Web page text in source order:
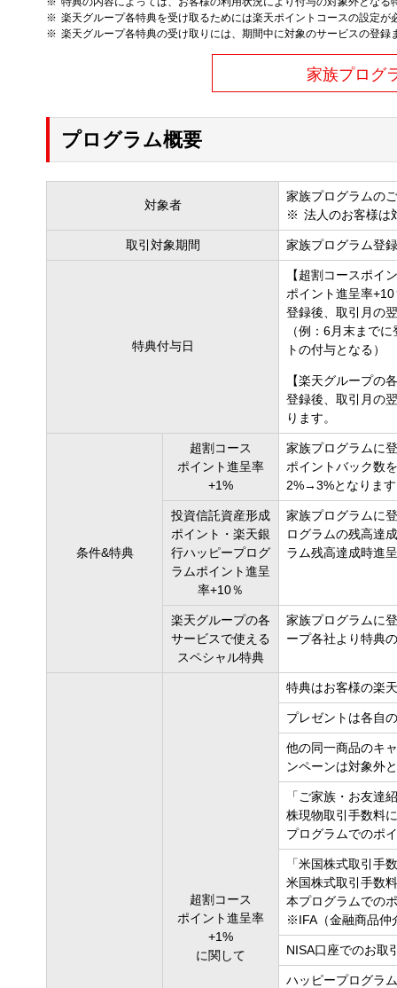
楽天グループ各特典を受け取るためには楽天ポイントコースの設定が
楽天グループ各特典の受け取りには、期間中に対象のサービスの登録
家族プログ
プログラム概要
対象者
家族プログラムの
法人のお客様は
取引対象期間 家族プログラム登
特典付与日
【超割コースポイ
ポイント進呈率
登録後、取引月の
（例：6月末まで
トの付与となる）
【楽天グループの
登録後、取引月の
ります。
条件&特典
超割コース
ポイント進呈率
+1%
家族プログラムに
ポイントバック数
2%→3%となりま
投資信託資産形成
ポイント・楽天銀
行ハッピープログ
ラムポイント進呈
率+10％
家族プログラムに
ログラムの残高達
ラム残高達成時進
楽天グループの各
サービスで使える
スペシャル特典
家族プログラムに
ープ各社より特典
超割コース
ポイント進呈率
+1%
に関して
特典はお客様の楽
プレゼントは各自
他の同一商品のキ
ンペーンは対象外
「ご家族・お友達
株現物取引手数料
プログラムでのポ
「米国株式取引手
米国株式取引手数
本プログラムでの
※IFA（金融商品仲
NISA口座でのお取
ハッピープログラ